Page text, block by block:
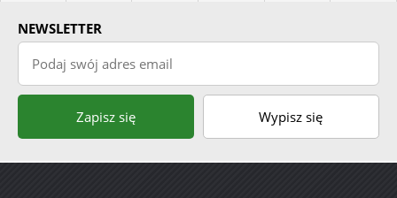
NEWSLETTER
Podaj swój adres email
Zapisz się Wypisz się